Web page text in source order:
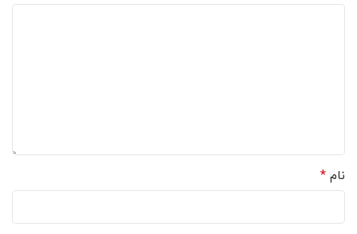
نام *